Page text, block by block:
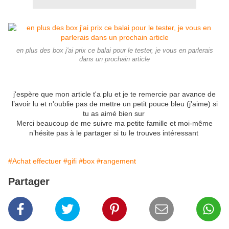
en plus des box j'ai prix ce balai pour le tester, je vous en parlerais
dans un prochain article
j'espère que mon article t'a plu et je te remercie par avance de
l’avoir lu et n'oublie pas de mettre un petit pouce bleu (j'aime) si
tu as aimé bien sur
Merci beaucoup de me suivre ma petite famille et moi-même
n’hésite pas à le partager si tu le trouves intéressant
#Achat effectuer #gifi #box #rangement
Partager